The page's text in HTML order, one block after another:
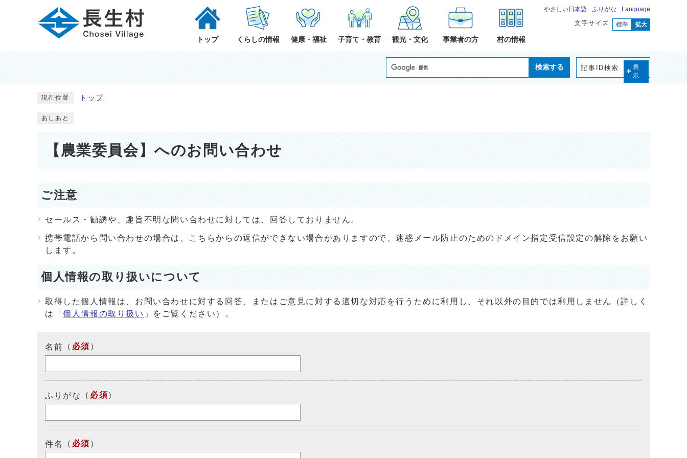
トップ くらしの情報 健康・福祉 子育て・教育 観光・文化 事業者の方 村の情報
やさしい日本語 ふりがな
Language
文字サイズ
標準 拡大
検索する 記事ID検索
表
示
現在位置 トップ
あしあと
【農業委員会】へのお問い合わせ
ご注意
セールス・勧誘や、趣旨不明な問い合わせに対しては、回答しておりません。
携帯電話から問い合わせの場合は、こちらからの返信ができない場合がありますので、迷惑メール防止のためのドメイン指定受信設定の解除をお願い
します。
個人情報の取り扱いについて
取得した個人情報は、お問い合わせに対する回答、またはご意見に対する適切な対応を行うために利用し、それ以外の目的では利用しません（詳しく
は「個人情報の取り扱い 」をご覧ください）。
名前 （ 必須 ）
ふりがな （ 必須）
件名 （ 必須 ）